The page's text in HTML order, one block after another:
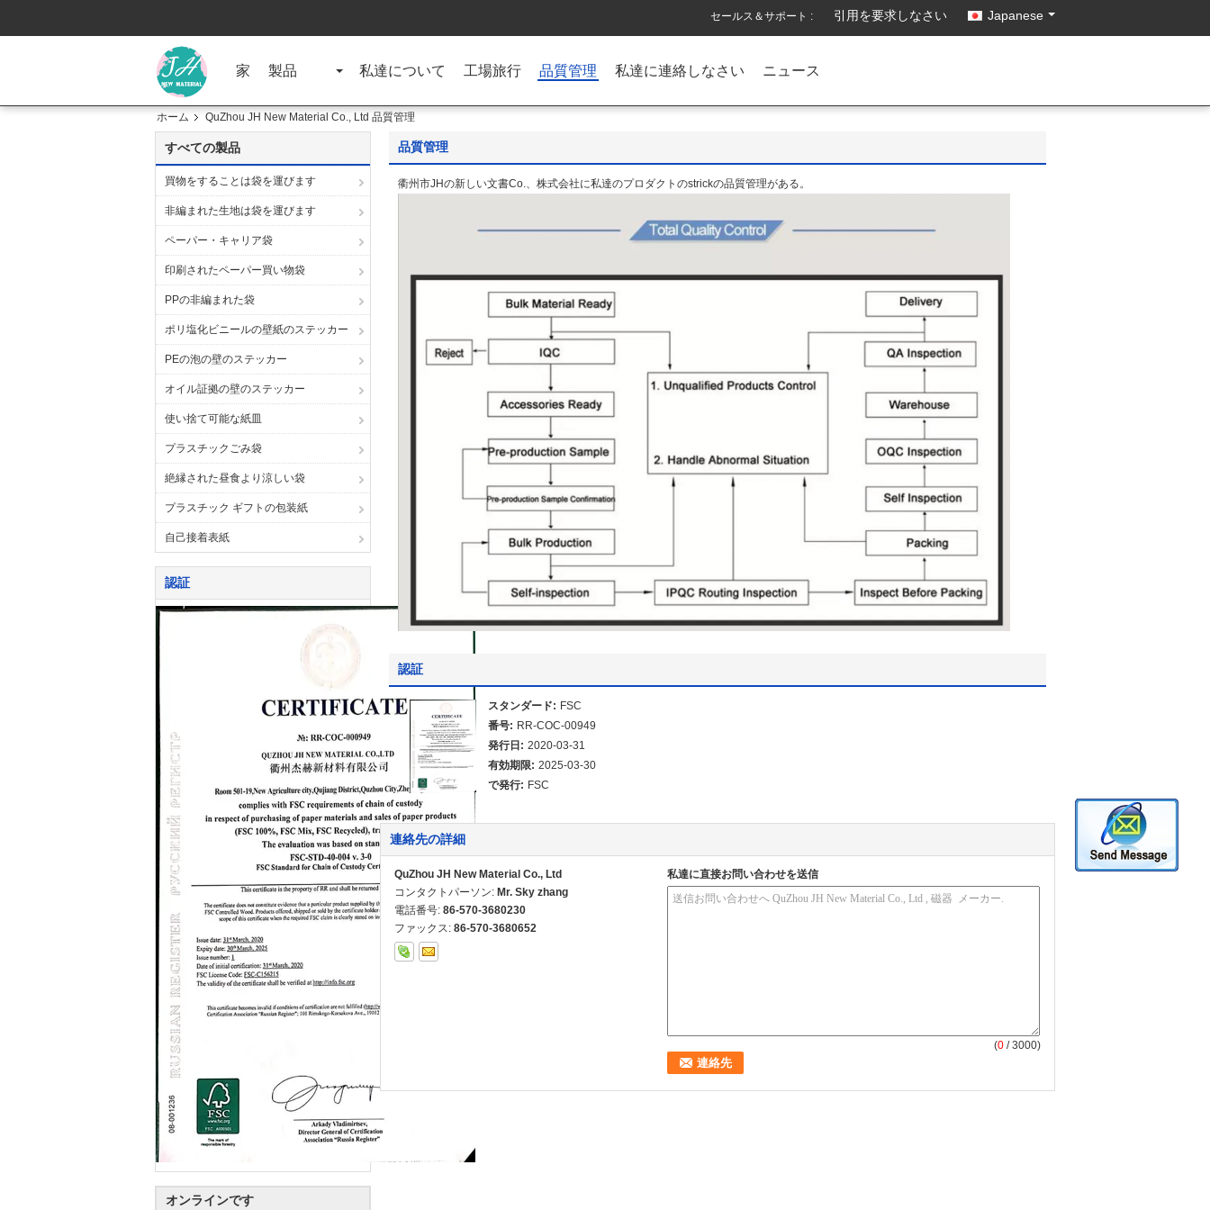
セールス＆サポート : 引用を要求しなさい Japanese
家 製品 私達について 工場旅行 品質管理 私達に連絡しなさい ニュース
ホーム QuZhou JH New Material Co., Ltd 品質管理
すべての製品
買物をすることは袋を運びます
非編まれた生地は袋を運びます
ペーパー・キャリア袋
印刷されたペーパー買い物袋
PPの非編まれた袋
ポリ塩化ビニールの壁紙のステッカー
PEの泡の壁のステッカー
オイル証拠の壁のステッカー
使い捨て可能な紙皿
プラスチックごみ袋
絶縁された昼食より涼しい袋
プラスチック ギフトの包装紙
自己接着表紙
認証
オンラインです
品質管理
衢州市JHの新しい文書Co.、株式会社に私達のプロダクトのstrickの品質管理がある。
認証
スタンダード: FSC
番号: RR-COC-00949
発行日: 2020-03-31
有効期限: 2025-03-30
で発行: FSC
連絡先の詳細
QuZhou JH New Material Co., Ltd
コンタクトパーソン: Mr. Sky zhang
電話番号: 86-570-3680230
ファックス: 86-570-3680652
私達に直接お問い合わせを送信
(0 / 3000)